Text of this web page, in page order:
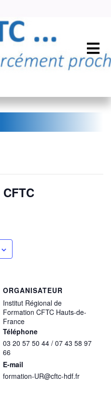
ORGANISATEUR
Institut Régional de
Formation CFTC Hauts-de-
France
Téléphone
03 20 57 50 44 / 07 43 58 97
66
E-mail
formation-UR@cftc-hdf.fr